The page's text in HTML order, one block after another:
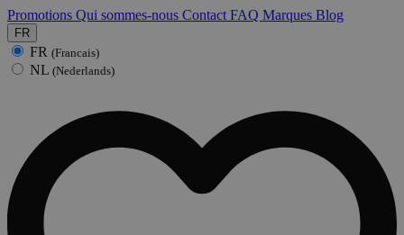
Promotions Qui sommes-nous Contact FAQ Marques Blog
FR
FR (Francais)
NL (Nederlands)